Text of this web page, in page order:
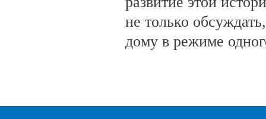
не только
дому в режиме